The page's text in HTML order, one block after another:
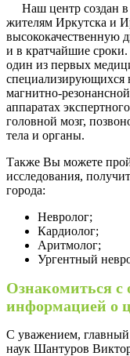
Наш центр создан
жителям Иркутска и
высококачественную
и в кратчайшие
один из первых
специализирующихся
магнитно-
аппаратах
головной мозг,
тела и органы.
Также Вы можете
исследования,
города:
Невролог;
Кардиолог;
Аритмолог;
Ургентный
Ознакомиться
информацией о
С уважением,
наук Шантуров